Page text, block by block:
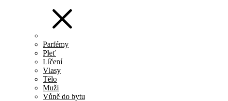
Parfémy
Pleť
Líčení
Vlasy
Tělo
Muži
Vůně do bytu